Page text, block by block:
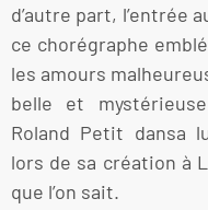
d’autre part, l’entrée
ce chorégraphe
les amours
belle et
Roland Petit dansa
lors de sa création à
que l’on sait.